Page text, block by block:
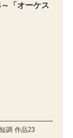
「オーケス
調 作品23